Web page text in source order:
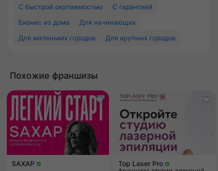
С быстрой окупаемостью
С гарантией
Бизнес из дома
Для начинающих
Для маленьких городов
Для крупных городов
Похожие франшизы
SAXAP Top Laser Pro